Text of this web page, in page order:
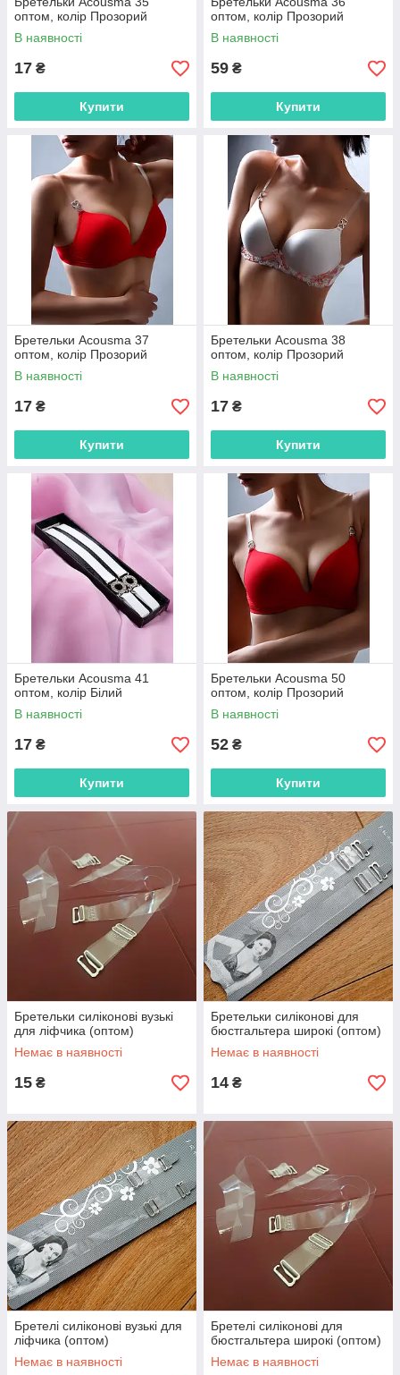
оптом, колір Прозорий
В наявності
17 ₴
Купити
оптом, колір Прозорий
В наявності
59 ₴
Купити
Бретельки Acousma 37
оптом, колір Прозорий
В наявності
17 ₴
Купити
Бретельки Acousma 38
оптом, колір Прозорий
В наявності
17 ₴
Купити
Бретельки Acousma 41
оптом, колір Білий
В наявності
17 ₴
Купити
Бретельки Acousma 50
оптом, колір Прозорий
В наявності
52 ₴
Купити
Бретельки силіконові вузькі
для ліфчика (оптом)
Немає в наявності
15 ₴
Бретельки силіконові для
бюстгальтера широкі (оптом)
Немає в наявності
14 ₴
Бретелі силіконові вузькі для
ліфчика (оптом)
Немає в наявності
Бретелі силіконові для
бюстгальтера широкі (оптом)
Немає в наявності